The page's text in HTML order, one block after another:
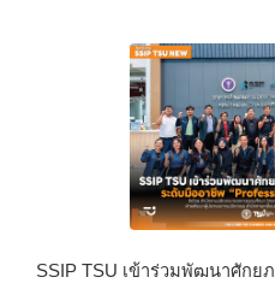
SSIP TSU เข้าร่วมพัฒนาศักย